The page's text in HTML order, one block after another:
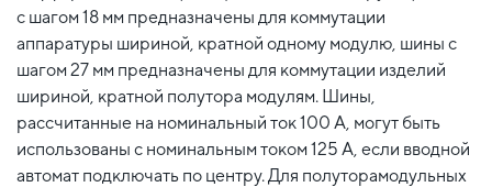
с шагом 18 мм предназначены для коммутации
аппаратуры шириной, кратной одному модулю, шины с
шагом 27 мм предназначены для коммутации изделий
шириной, кратной полутора модулям. Шины,
рассчитанные на номинальный ток 100 А, могут быть
использованы с номинальным током 125 А, если вводной
автомат подключать по центру. Для полуторамодульных